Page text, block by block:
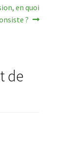
en quoi
?
de